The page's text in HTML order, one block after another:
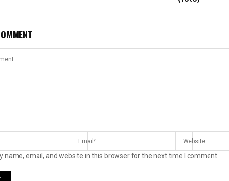
name, email, and website in this browser for the next time I comment.